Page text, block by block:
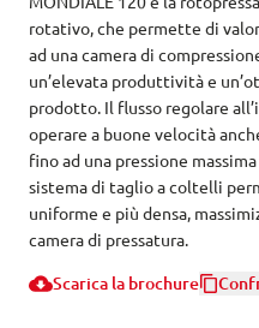
rotativo, che permette di
ad una camera di
un’elevata produttività e
prodotto. Il flusso regolare
operare a buone velocità
fino ad una pressione
sistema di taglio a coltelli
uniforme e più densa,
camera di pressatura.
Scarica la brochure